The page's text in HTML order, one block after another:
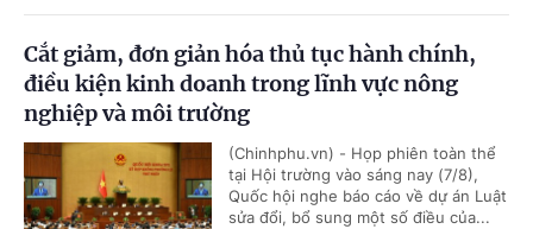
Cắt giảm, đơn giản hóa thủ tục hành chính,
điều kiện kinh doanh trong lĩnh vực nông
nghiệp và môi trường
(Chinhphu.vn) - Họp phiên toàn thể
tại Hội trường vào sáng nay (7/8),
Quốc hội nghe báo cáo về dự án Luật
sửa đổi, bổ sung một số điều của...